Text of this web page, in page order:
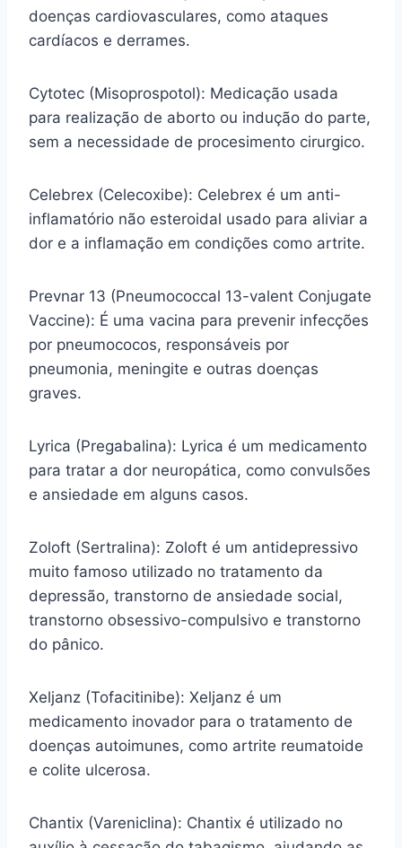
doenças cardiovasculares, como ataques
cardíacos e derrames.
Cytotec (Misoprospotol): Medicação usada
para realização de aborto ou indução do parte,
sem a necessidade de procesimento cirurgico.
Celebrex (Celecoxibe): Celebrex é um anti-
inflamatório não esteroidal usado para aliviar a
dor e a inflamação em condições como artrite.
Prevnar 13 (Pneumococcal 13-valent Conjugate
Vaccine): É uma vacina para prevenir infecções
por pneumococos, responsáveis por
pneumonia, meningite e outras doenças
graves.
Lyrica (Pregabalina): Lyrica é um medicamento
para tratar a dor neuropática, como convulsões
e ansiedade em alguns casos.
Zoloft (Sertralina): Zoloft é um antidepressivo
muito famoso utilizado no tratamento da
depressão, transtorno de ansiedade social,
transtorno obsessivo-compulsivo e transtorno
do pânico.
Xeljanz (Tofacitinibe): Xeljanz é um
medicamento inovador para o tratamento de
doenças autoimunes, como artrite reumatoide
e colite ulcerosa.
Chantix (Vareniclina): Chantix é utilizado no